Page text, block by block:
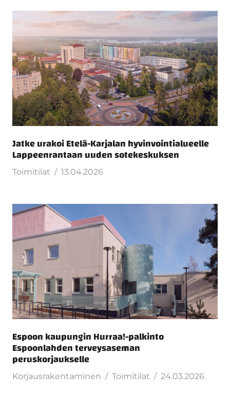
Jatke urakoi Etelä-Karjalan hyvinvointialueelle
Lappeenrantaan uuden sotekeskuksen
Toimitilat 13.04.2026
Espoon kaupungin Hurraa!-palkinto
Espoonlahden terveysaseman
peruskorjaukselle
Korjausrakentaminen Toimitilat 24.03.2026